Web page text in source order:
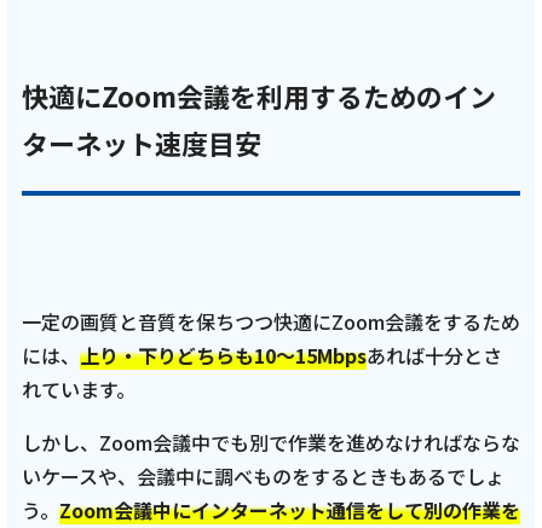
快適にZoom会議を利用するためのイン
ターネット速度目安
一定の画質と音質を保ちつつ快適にZoom会議をするため
には、 上り・下りどちらも10～15Mbpsあれば十分とさ
れています。
しかし、Zoom会議中でも別で作業を進めなければならな
いケースや、会議中に調べものをするときもあるでしょ
う。 Zoom会議中にインターネット通信をして別の作業を